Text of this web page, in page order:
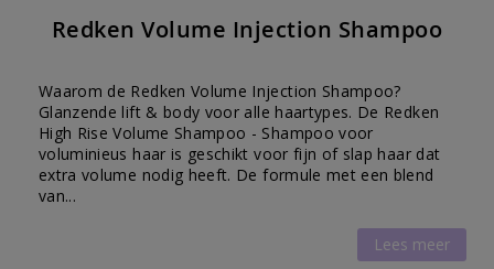
naar
van
de
afbeeldingen-
gallerij
naar
van
de
afbeeldingen-
gallerij
Redken Volume Injection Shampoo
Waarom de Redken Volume Injection Shampoo?
Glanzende lift & body voor alle haartypes. De Redken
High Rise Volume Shampoo - Shampoo voor
voluminieus haar is geschikt voor fijn of slap haar dat
extra volume nodig heeft. De formule met een blend
van...
Lees meer